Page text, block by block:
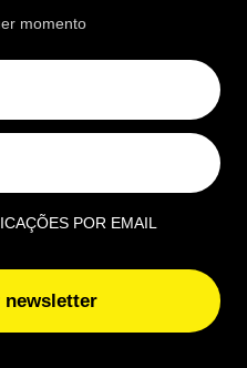
clientes durante o
momento
POR EMAIL
newsletter